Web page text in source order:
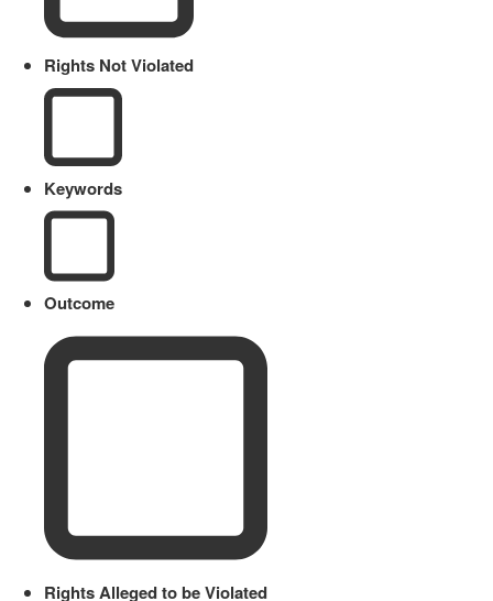
Rights Not Violated
Keywords
Outcome
Rights Alleged to be Violated